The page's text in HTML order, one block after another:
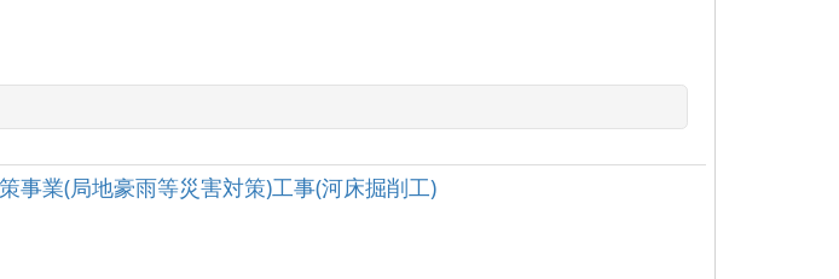
事業(局地豪雨等災害対策)工事(河床掘削工)